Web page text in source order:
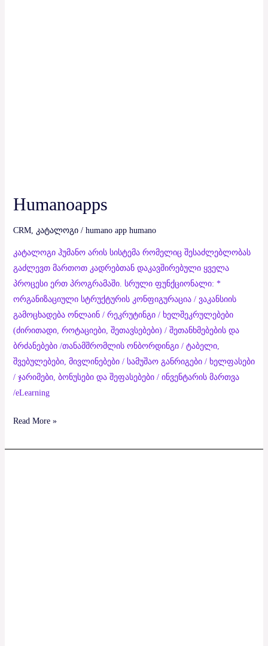
Humanoapps
CRM, კატალოგი/ humano app humano
კატალოგი ჰუმანო არის სისტემა რომელიც შესაძლებლობას
გაძლევთ მართოთ კადრებთან დაკავშირებული ყველა
პროცესი ერთ პროგრამაში. სრული ფუნქციონალი: *
ორგანიზაციული სტრუქტურის კონფიგურაცია / ვაკანსიის
გამოცხადება ონლაინ / რეკრუტინგი / ხელშეკრულებები
(ძირითადი, როტაციები, შეთავსებები) / შეთანხმებების და
ბრძანებები /თანამშრომლის ონბორდინგი / ტაბელი,
შვებულებები, მივლინებები / სამუშაო განრიგები / ხელფასები
/ ჯარიმები, ბონუსები და შეფასებები / ინვენტარის მართვა
/eLearning
Read More »